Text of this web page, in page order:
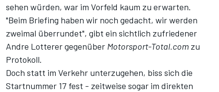
sehen würden, war im Vorfeld kaum zu erwarten.
"Beim Briefing haben wir noch gedacht, wir werden
zweimal überrundet", gibt ein sichtlich zufriedener
Andre Lotterer gegenüber Motorsport-Total.com zu
Protokoll.
Doch statt im Verkehr unterzugehen, biss sich die
Startnummer 17 fest - zeitweise sogar im direkten